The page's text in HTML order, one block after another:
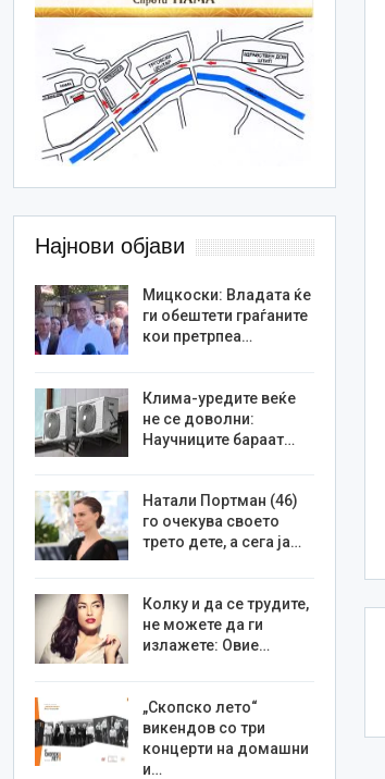
Најнови објави
Мицкоски: Владата ќе
ги обештети граѓаните
кои претрпеа…
Клима-уредите веќе
не се доволни:
Научниците бараат…
Натали Портман (46)
го очекува своето
трето дете, а сега ја…
Колку и да се трудите,
не можете да ги
излажете: Овие…
„Скопско лето“
викендов со три
концерти на домашни
и…